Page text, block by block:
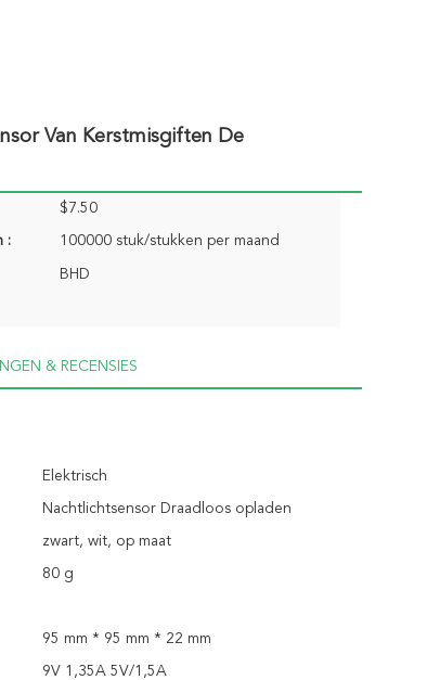
Van Kerstmisgiften De
$7.50
: 100000 stuk/stukken per maand
BHD
& RECENSIES
Elektrisch
Nachtlichtsensor Draadloos opladen
zwart, wit, op maat
80 g
95 mm * 95 mm * 22 mm
9V 1,35A 5V/1,5A